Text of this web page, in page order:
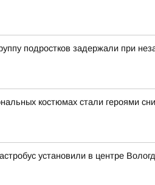
подростков задержали при
костюмах стали героями
установили в центре